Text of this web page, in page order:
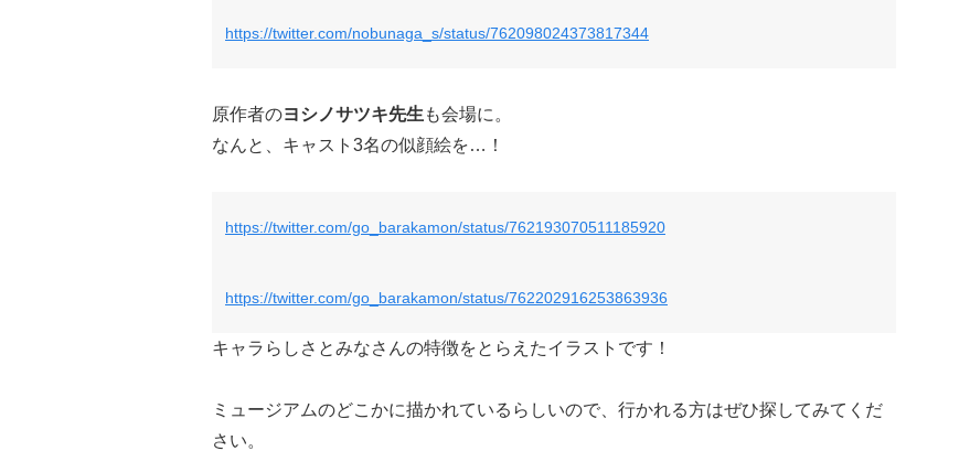
https://twitter.com/nobunaga_s/status/762098024373817344
原作者のヨシノサツキ先生 も会場に。
なんと、キャスト3名の似顔絵を…！
https://twitter.com/go_barakamon/status/762193070511185920
https://twitter.com/go_barakamon/status/762202916253863936
キャラらしさとみなさんの特徴をとらえたイラストです！
ミュージアムのどこかに描かれているらしいので、行かれる方はぜひ探してみてくだ
さい。